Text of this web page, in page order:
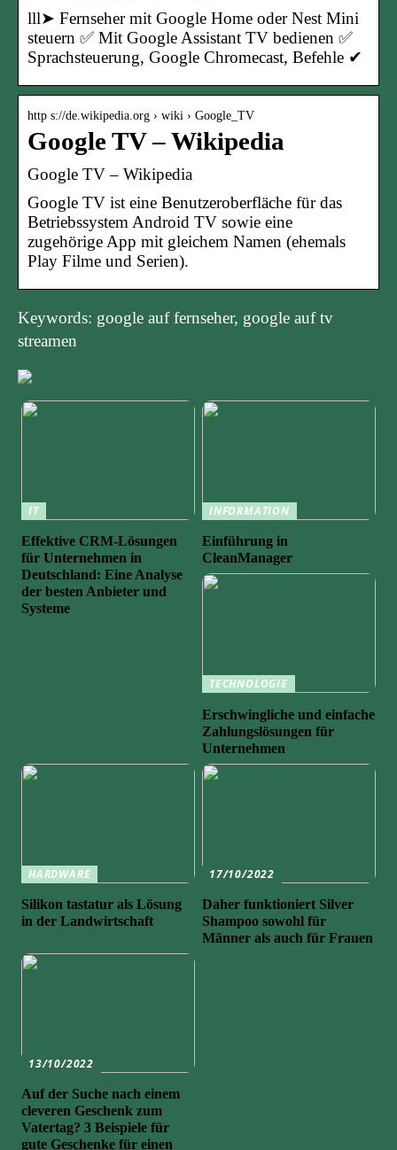
lll➤ Fernseher mit Google Home oder Nest Mini
steuern ✅ Mit Google Assistant TV bedienen ✅
Sprachsteuerung, Google Chromecast, Befehle ✔
http s://de.wikipedia.org › wiki › Google_TV
Google TV – Wikipedia
Google TV – Wikipedia
Google TV ist eine Benutzeroberfläche für das
Betriebssystem Android TV sowie eine
zugehörige App mit gleichem Namen (ehemals
Play Filme und Serien).
Keywords: google auf fernseher, google auf tv
streamen
IT
Effektive CRM-Lösungen
für Unternehmen in
Deutschland: Eine Analyse
der besten Anbieter und
Systeme
INFORMATION
Einführung in
CleanManager
TECHNOLOGIE
Erschwingliche und einfache
Zahlungslösungen für
Unternehmen
HARDWARE
Silikon tastatur als Lösung
in der Landwirtschaft
17/10/2022
Daher funktioniert Silver
Shampoo sowohl für
Männer als auch für Frauen
13/10/2022
Auf der Suche nach einem
cleveren Geschenk zum
Vatertag? 3 Beispiele für
gute Geschenke für einen